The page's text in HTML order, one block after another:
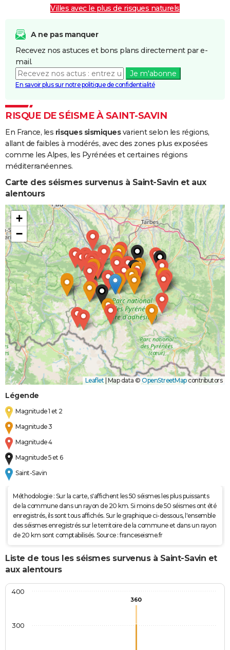
Inondations
Coulées de
06/11/1982 10/11/1982 5 j
Villes avec le plus de risques naturels
A ne pas manquer
Recevez nos astuces et bons plans directement par e-
mail.
Je m'abonne
En savoir plus sur notre politique de confidentialité
RISQUE DE SÉISME À SAINT-SAVIN
En France, les risques sismiquesvarient selon les régions,
allant de faibles à modérés, avec des zones plus exposées
comme les Alpes, les Pyrénées et certaines régions
méditerranéennes.
Carte des séismes survenus à Saint-Savin et aux
alentours
+
−
Leaflet Map data © OpenStreetMapcontributors
Légende
Magnitude 1 et 2
Magnitude 3
Magnitude 4
Magnitude 5 et 6
Saint-Savin
Méthodologie : Sur la carte, s'affichent les 50 séismes les plus puissants
de la commune dans un rayon de 20 km. Si moins de 50 séismes ont été
enregistrés, ils sont tous affichés. Sur le graphique ci-dessous, l'ensemble
des séismes enregistrés sur le territoire de la commune et dans un rayon
de 20 km sont comptabilisés. Source : franceseisme.fr
Liste de tous les séismes survenus à Saint-Savin et
aux alentours
360
300
400